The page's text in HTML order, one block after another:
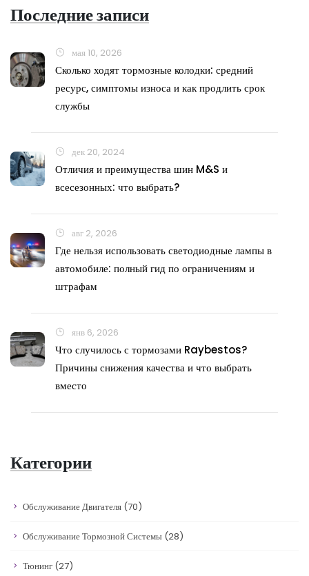
Последние записи
мая 10, 2026
Сколько ходят тормозные колодки: средний
ресурс, симптомы износа и как продлить срок
службы
дек 20, 2024
Отличия и преимущества шин M&S и
всесезонных: что выбрать?
авг 2, 2026
Где нельзя использовать светодиодные лампы в
автомобиле: полный гид по ограничениям и
штрафам
янв 6, 2026
Что случилось с тормозами Raybestos?
Причины снижения качества и что выбрать
вместо
Категории
Обслуживание Двигателя (70)
Обслуживание Тормозной Системы (28)
Тюнинг (27)